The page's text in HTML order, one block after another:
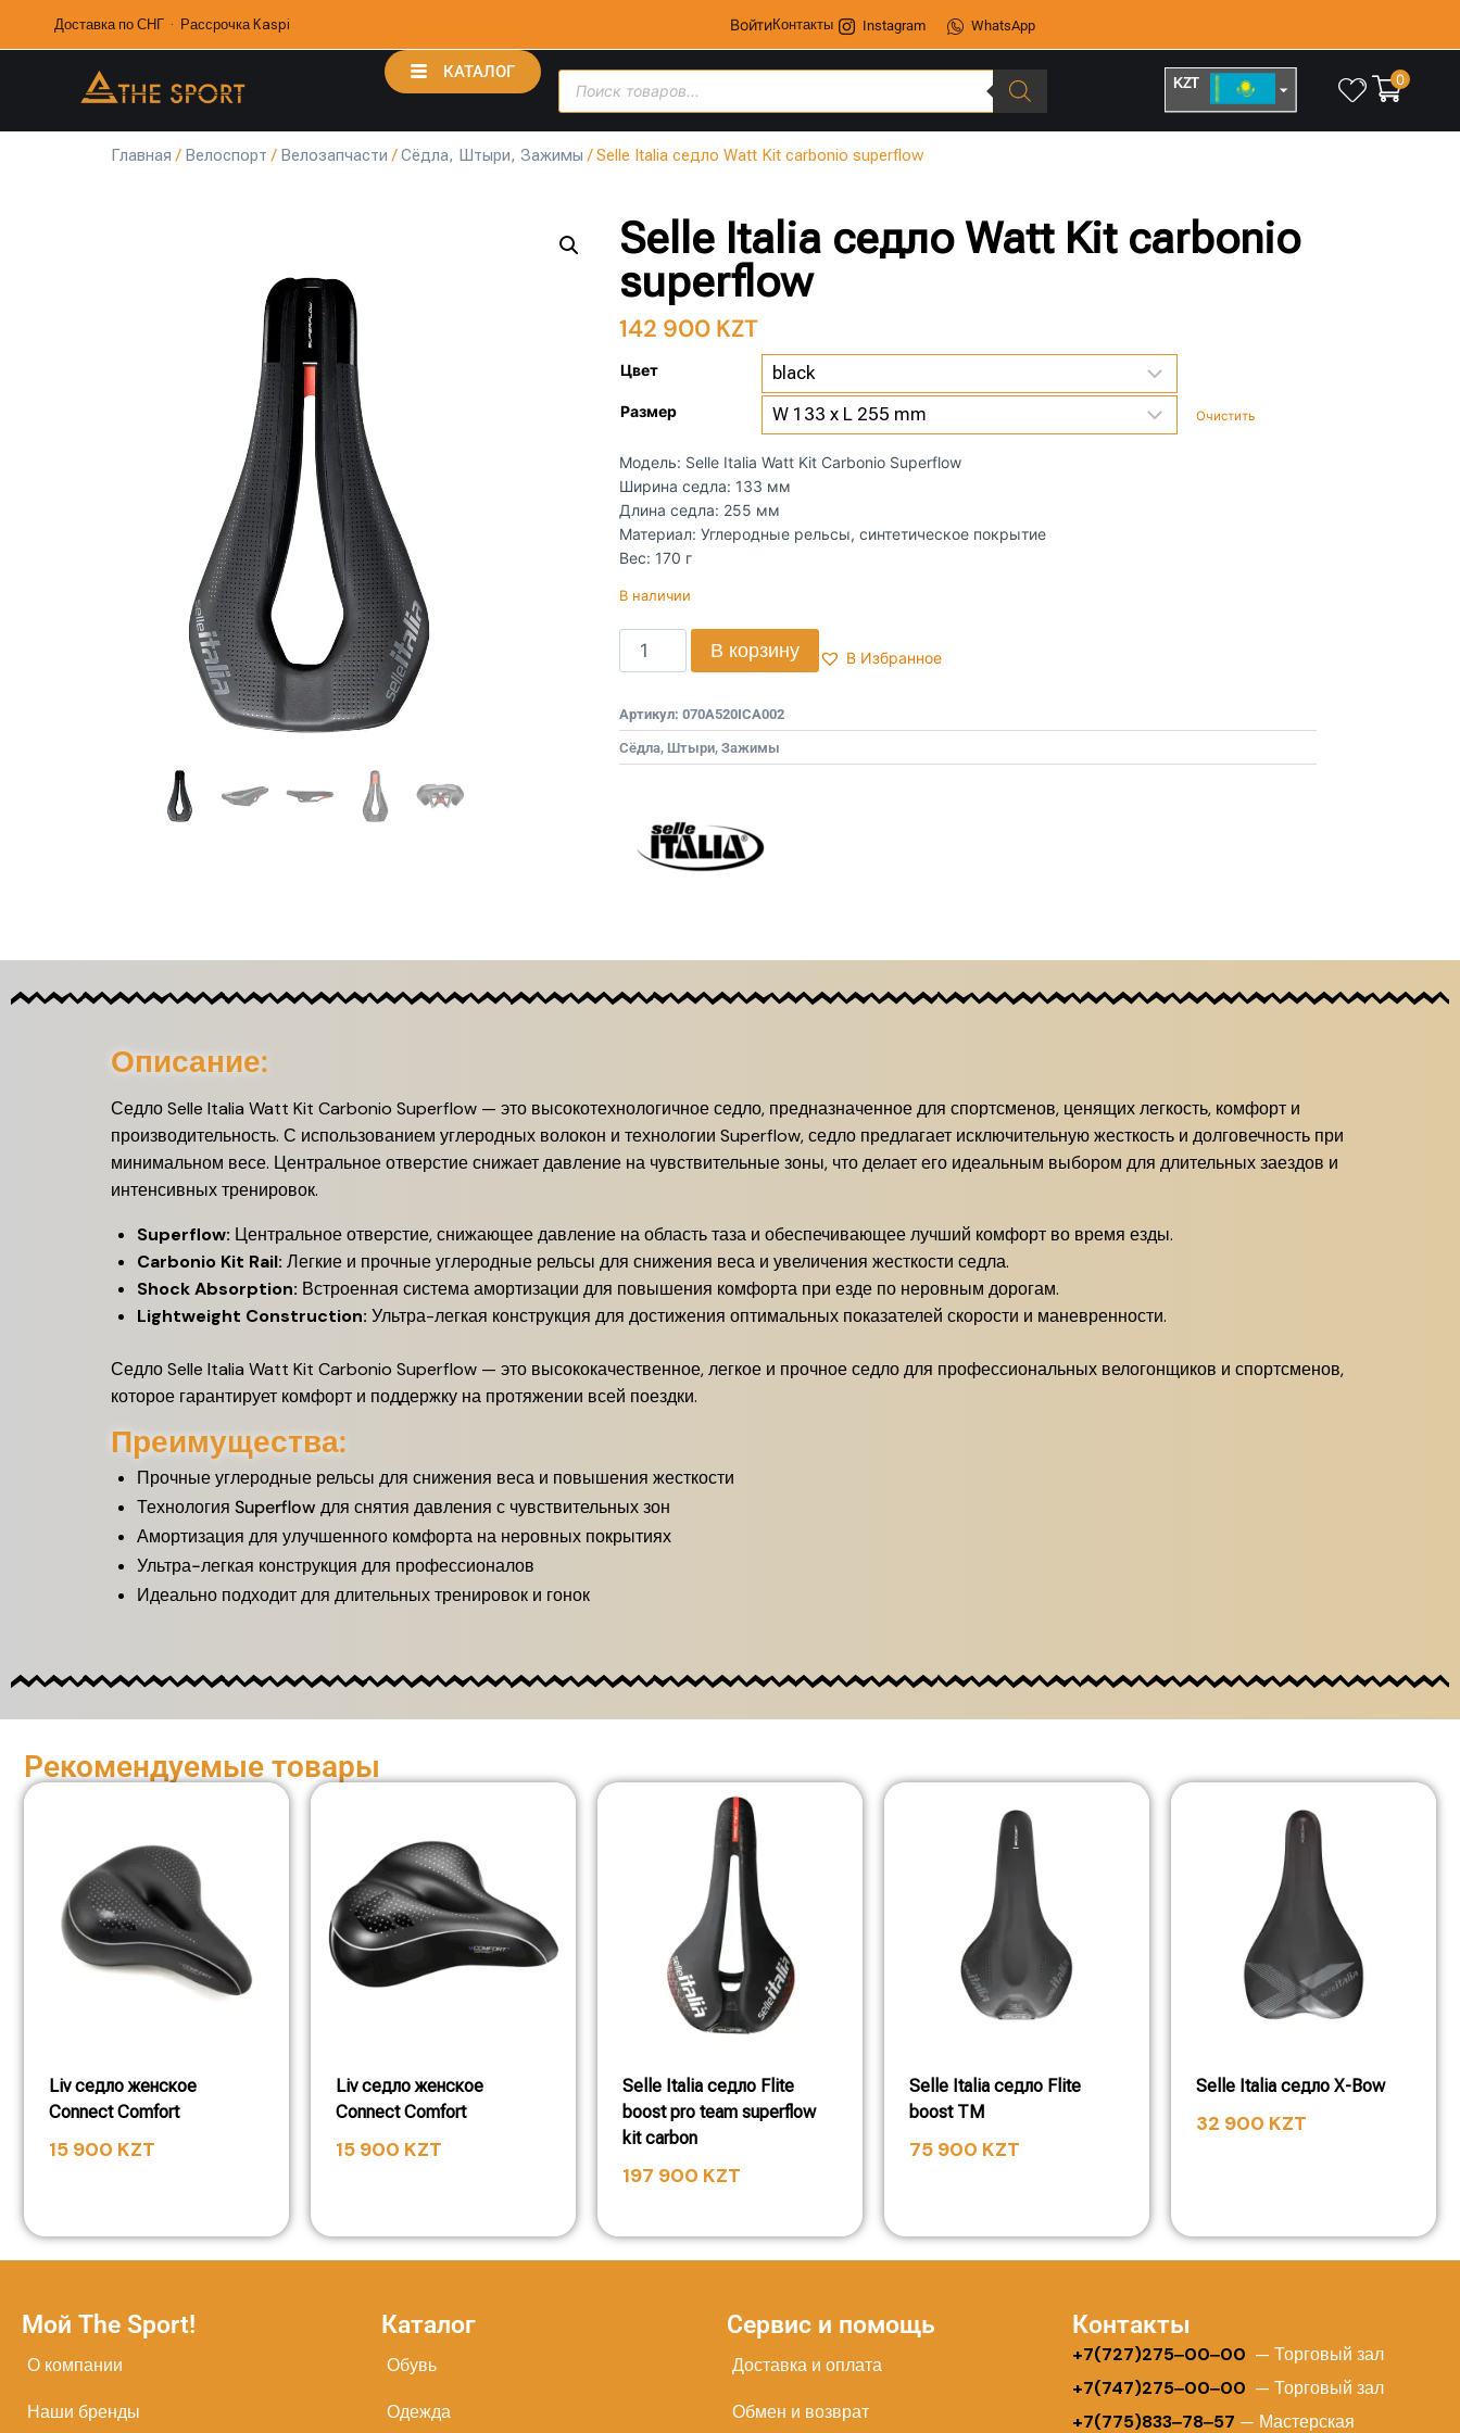
Доставка по СНГ · Рассрочка Kaspi ВойтиКонтакты Instagram WhatsApp
КАТАЛОГ
KZT 0
Главная / Велоспорт / Велозапчасти /Сёдла, Штыри, Зажимы / Selle Italia седло Watt Kit carbonio superflow
Selle Italia седло Watt Kit carbonio
superflow
142 900 KZT
Цвет
Размер Очистить
Модель: Selle Italia Watt Kit Carbonio Superflow
Ширина седла: 133 мм
Длина седла: 255 мм
Материал: Углеродные рельсы, синтетическое покрытие
Вес: 170 г
В наличии
В корзину В Избранное
Артикул: 070A520ICA002
Сёдла, Штыри, Зажимы
Описание:
Седло Selle Italia Watt Kit Carbonio Superflow — это высокотехнологичное седло, предназначенное для спортсменов, ценящих легкость, комфорт и
производительность. С использованием углеродных волокон и технологии Superflow, седло предлагает исключительную жесткость и долговечность при
минимальном весе. Центральное отверстие снижает давление на чувствительные зоны, что делает его идеальным выбором для длительных заездов и
интенсивных тренировок.
Superflow: Центральное отверстие, снижающее давление на область таза и обеспечивающее лучший комфорт во время езды.
Carbonio Kit Rail: Легкие и прочные углеродные рельсы для снижения веса и увеличения жесткости седла.
Shock Absorption: Встроенная система амортизации для повышения комфорта при езде по неровным дорогам.
Lightweight Construction: Ультра-легкая конструкция для достижения оптимальных показателей скорости и маневренности.
Седло Selle Italia Watt Kit Carbonio Superflow — это высококачественное, легкое и прочное седло для профессиональных велогонщиков и спортсменов,
которое гарантирует комфорт и поддержку на протяжении всей поездки.
Преимущества:
Прочные углеродные рельсы для снижения веса и повышения жесткости
Технология Superflow для снятия давления с чувствительных зон
Амортизация для улучшенного комфорта на неровных покрытиях
Ультра-легкая конструкция для профессионалов
Идеально подходит для длительных тренировок и гонок
Рекомендуемые товары
Liv седло женское
Connect Comfort
15 900 KZT
Liv седло женское
Connect Comfort
15 900 KZT
Selle Italia седло Flite
boost pro team superflow
kit carbon
197 900 KZT
Selle Italia седло Flite
boost TM
75 900 KZT
Selle Italia седло X-Bow
32 900 KZT
Мой The Sport!
О компании
Наши бренды
Каталог
Обувь
Одежда
Сервис и помощь
Доставка и оплата
Обмен и возврат
Контакты
+7(727)275‒00‒00 — Торговый зал
+7(747)275‒00‒00 — Торговый зал
+7(775)833‒78‒57 — Мастерская